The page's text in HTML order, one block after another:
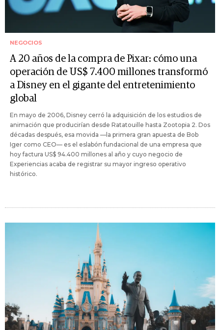
NEGOCIOS
A 20 años de la compra de Pixar: cómo una
operación de US$ 7.400 millones transformó
a Disney en el gigante del entretenimiento
global
En mayo de 2006, Disney cerró la adquisición de los estudios de
animación que producirían desde Ratatouille hasta Zootopia 2. Dos
décadas después, esa movida —la primera gran apuesta de Bob
Iger como CEO— es el eslabón fundacional de una empresa que
hoy factura US$ 94.400 millones al año y cuyo negocio de
Experiencias acaba de registrar su mayor ingreso operativo
histórico.